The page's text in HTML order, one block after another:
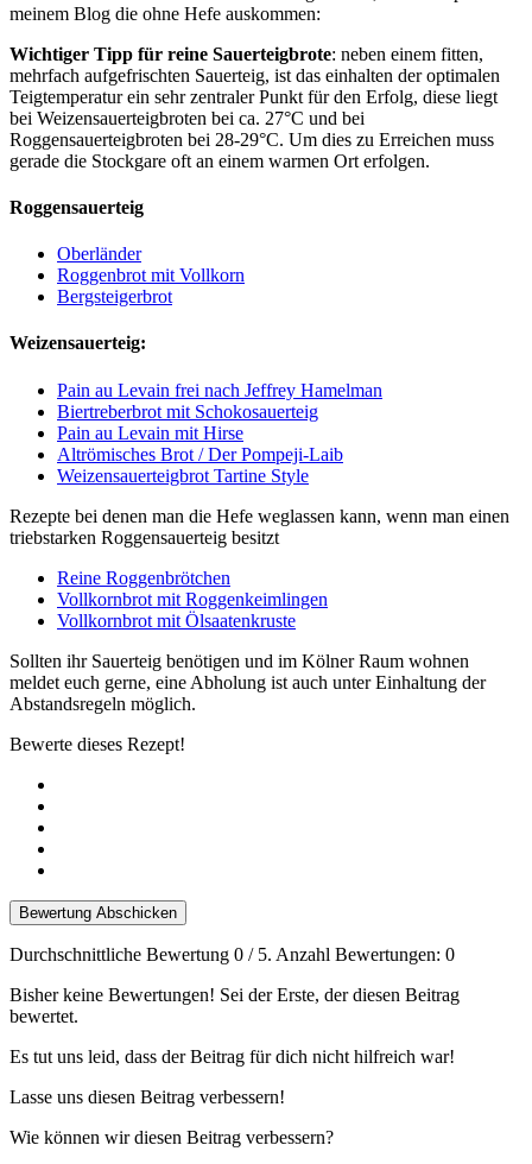
meinem Blog die ohne Hefe auskommen:
Wichtiger Tipp für reine Sauerteigbrote: neben einem fitten,
mehrfach aufgefrischten Sauerteig, ist das einhalten der optimalen
Teigtemperatur ein sehr zentraler Punkt für den Erfolg, diese liegt
bei Weizensauerteigbroten bei ca. 27°C und bei
Roggensauerteigbroten bei 28-29°C. Um dies zu Erreichen muss
gerade die Stockgare oft an einem warmen Ort erfolgen.
Roggensauerteig
Oberländer
Roggenbrot mit Vollkorn
Bergsteigerbrot
Weizensauerteig:
Pain au Levain frei nach Jeffrey Hamelman
Biertreberbrot mit Schokosauerteig
Pain au Levain mit Hirse
Altrömisches Brot / Der Pompeji-Laib
Weizensauerteigbrot Tartine Style
Rezepte bei denen man die Hefe weglassen kann, wenn man einen
triebstarken Roggensauerteig besitzt
Reine Roggenbrötchen
Vollkornbrot mit Roggenkeimlingen
Vollkornbrot mit Ölsaatenkruste
Sollten ihr Sauerteig benötigen und im Kölner Raum wohnen
meldet euch gerne, eine Abholung ist auch unter Einhaltung der
Abstandsregeln möglich.
Bewerte dieses Rezept!
Bewertung Abschicken
Durchschnittliche Bewertung 0 / 5. Anzahl Bewertungen: 0
Bisher keine Bewertungen! Sei der Erste, der diesen Beitrag
bewertet.
Es tut uns leid, dass der Beitrag für dich nicht hilfreich war!
Lasse uns diesen Beitrag verbessern!
Wie können wir diesen Beitrag verbessern?